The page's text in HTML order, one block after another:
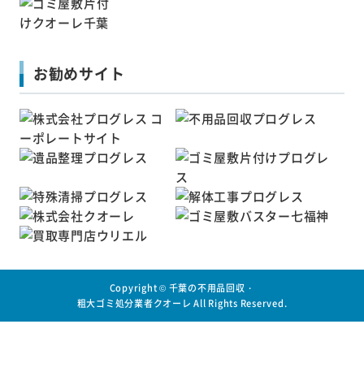
お勧めサイト
Copyright © 千葉の不用品回収・
粗大ゴミ処分業者クオーレ All Rights Reserved.